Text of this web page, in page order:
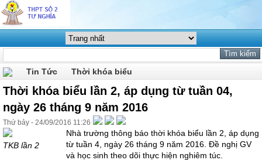
Tin Tức Thời khóa biểu
Thời khóa biểu lần 2, áp dụng từ tuần 04,
ngày 26 tháng 9 năm 2016
Thứ bảy - 24/09/2016 11:26
TKB lần 2
Nhà trường thông báo thời khóa biểu lần 2, áp dụng
từ tuần 4, ngày 26 tháng 9 năm 2016. Đề nghị GV
và học sinh theo dõi thực hiện nghiêm túc.